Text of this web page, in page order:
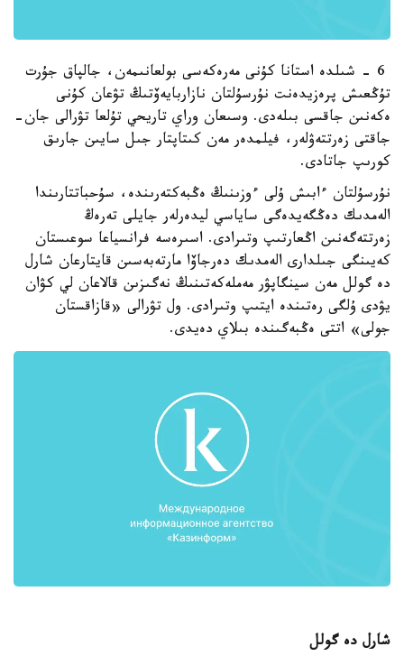
6 - شىلدە استانا كۇنى مەرەكەسى بولعانىمەن، جالپاق جۇرت
تۇڭعىش پرەزيدەنت نۇرسۇلتان نازاربايەۆتىڭ تۋعان كۇنى
ەكەنىن جاقسى بىلەدى. وسىعان وراي تاريحي تۇلعا تۋرالى جان-
جاقتى زەرتتەۋلەر، فيلمدەر مەن كىتاپتار جىل سايىن جارىق
كورىپ جاتادى.
نۇرسۇلتان ءابىش ۇلى ءوزىنىڭ ەڭبەكتەرىندە، سۇحباتتارىندا
الەمدىك دەڭگەيدەگى ساياسي ليدەرلەر جايلى تەرەڭ
زەرتتەگەنىن اڭعارتىپ وتىرادى. اسىرەسە فرانسياعا سوعىستان
كەيىنگى جىلدارى الەمدىك دەرجاۆا مارتەبەسىن قايتارعان شارل
دە گولل مەن سينگاپۋر مەملەكەتىنىڭ نەگىزىن قالاعان لي كۋان
يۋدى ۇلگى رەتىندە ايتىپ وتىرادى. ول تۋرالى «قازاقستان
جولى» اتتى ەڭبەگىندە بىلاي دەيدى.
شارل دە گولل